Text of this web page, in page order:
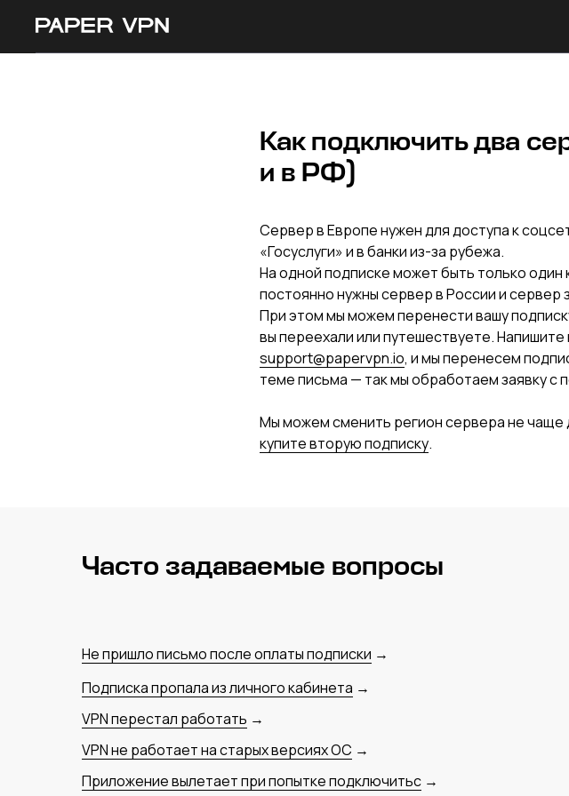
Как подключить два
и в РФ)
Сервер в Европе нужен для доступа к
«Госуслуги» и в банки из-за рубежа.
На одной подписке может быть только один
постоянно нужны сервер в России и
При этом мы можем перенести вашу
вы переехали или путешествуете. Напишите
support@papervpn.io, и мы перенесем
теме письма — так мы обработаем заявку
Мы можем сменить регион сервера не чаще
купите вторую подписку.
Часто задаваемые вопросы
Не пришло письмо после оплаты подписки →
Подписка пропала из личного кабинета →
VPN перестал работать →
VPN не работает на старых версиях ОС →
Приложение вылетает при попытке подключитьс →